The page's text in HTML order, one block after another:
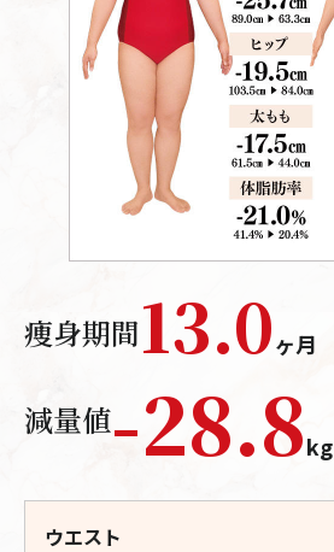
痩身期間13.0ヶ月
減量値-28.8kg
ウエスト